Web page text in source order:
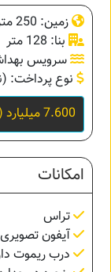
زمین: 250 متر
بنا: 128 متر
سرویس
نوع پرداخت:
7.600 میلیارد (نقدی)
امکانات
تراس
آیفون تصویری
درب ریموت